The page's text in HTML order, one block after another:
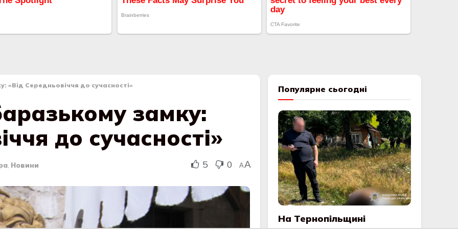
«Від Середньовіччя до сучасності»
замку:
до сучасності»
Новини 5 0 AA
Популярне сьогодні
На Тернопільщині